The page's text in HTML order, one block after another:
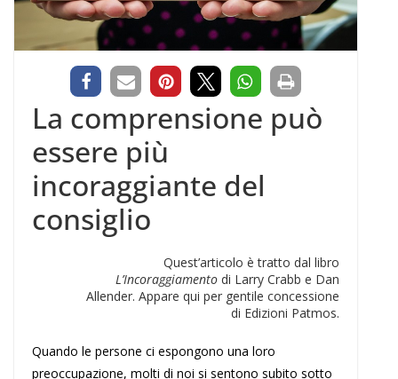
La comprensione può
essere più
incoraggiante del
consiglio
Quest’articolo è tratto dal libro
L’Incoraggiamento di Larry Crabb e Dan
Allender. Appare qui per gentile concessione
di Edizioni Patmos.
Quando le persone ci espongono una loro
preoccupazione, molti di noi si sentono subito sotto